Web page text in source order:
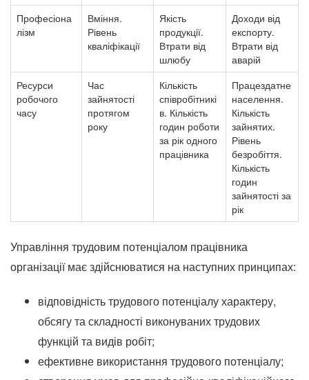
Професіона
лізм
Вміння.
Рівень
кваліфікації
Якість
продукції.
Втрати від
шлюбу
Доходи від
експорту.
Втрати від
аварій
Ресурси
робочого
часу
Час
зайнятості
протягом
року
Кількість
співробітникі
в. Кількість
годин роботи
за рік одного
працівника
Працездатне
населення.
Кількість
зайнятих.
Рівень
безробіття.
Кількість
годин
зайнятості за
рік
Управління трудовим потенціалом працівника
організації має здійснюватися на наступних принципах:
відповідність трудового потенціалу характеру,
обсягу та складності виконуваних трудових
функцій та видів робіт;
ефективне використання трудового потенціалу;